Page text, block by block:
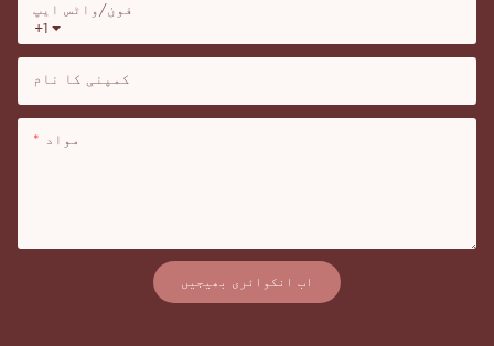
+1
فون/واٹس ایپ
کمپنی کا نام
مواد
اب انکوائری بھیجیں